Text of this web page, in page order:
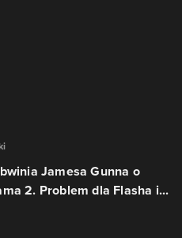
Jamesa Gunna o
2. Problem dla Flasha i...